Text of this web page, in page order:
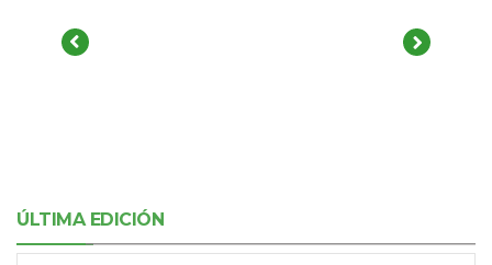
ÚLTIMA EDICIÓN